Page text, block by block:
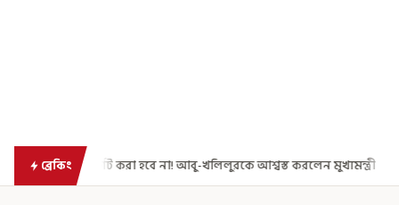
ব্রেকিং
হবে না! আবু-খলিলুরকে আশ্বস্ত করলেন মুখ্যমন্ত্রী এগিয়ে গেল আরও